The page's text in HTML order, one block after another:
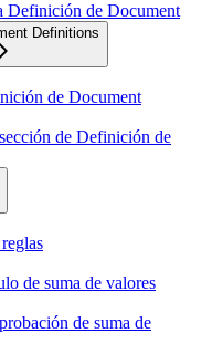
Definición de Document
Definitions
de Document
de Definición de
de suma de valores
de suma de